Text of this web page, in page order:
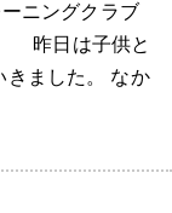
ニングクラブ
昨日は子供と
きました。 なか